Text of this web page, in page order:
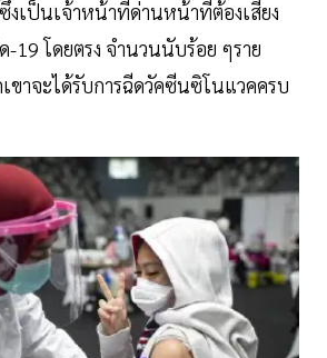
งเป็นเจ้าหน้าที่ด่านหน้าที่ต้องเสี่ยง
19 โดยตรง จำนวนนับร้อย ๆราย
ขาจะได้รับการฉีดวัคซีนซิโนแวคครบ